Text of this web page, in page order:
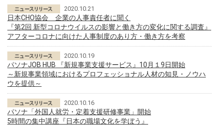
2020.10.21
日本CHO協会 企業の人事責任者に聞く
『第2回 新型コロナウイルスの影響と働き方の変化に関する調査』
アフターコロナに向けた人事制度のあり方・働き方を考察
2020.10.19
パソナJOB HUB 『新規事業支援サービス』10月１9日開始
～新規事業領域におけるプロフェッショナル人材の知見・ノウハ
ウを提供～
2020.10.16
パソナ「外国人就労・定着支援研修事業」開始
5時間の集中講座『日本の職場文化を学ぼう』